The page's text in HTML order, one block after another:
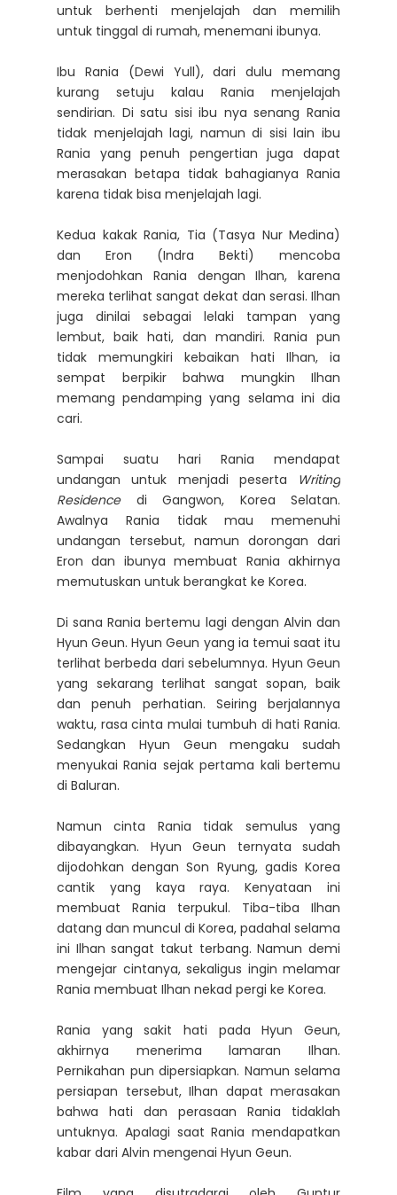
untuk berhenti menjelajah dan memilih
untuk tinggal di rumah, menemani ibunya.
Ibu Rania (Dewi Yull), dari dulu memang
kurang setuju kalau Rania menjelajah
sendirian. Di satu sisi ibu nya senang Rania
tidak menjelajah lagi, namun di sisi lain ibu
Rania yang penuh pengertian juga dapat
merasakan betapa tidak bahagianya Rania
karena tidak bisa menjelajah lagi.
Kedua kakak Rania, Tia (Tasya Nur Medina)
dan Eron (Indra Bekti) mencoba
menjodohkan Rania dengan Ilhan, karena
mereka terlihat sangat dekat dan serasi. Ilhan
juga dinilai sebagai lelaki tampan yang
lembut, baik hati, dan mandiri. Rania pun
tidak memungkiri kebaikan hati Ilhan, ia
sempat berpikir bahwa mungkin Ilhan
memang pendamping yang selama ini dia
cari.
Sampai suatu hari Rania mendapat
undangan untuk menjadi peserta Writing
Residencedi Gangwon, Korea Selatan.
Awalnya Rania tidak mau memenuhi
undangan tersebut, namun dorongan dari
Eron dan ibunya membuat Rania akhirnya
memutuskan untuk berangkat ke Korea.
Di sana Rania bertemu lagi dengan Alvin dan
Hyun Geun. Hyun Geun yang ia temui saat itu
terlihat berbeda dari sebelumnya. Hyun Geun
yang sekarang terlihat sangat sopan, baik
dan penuh perhatian. Seiring berjalannya
waktu, rasa cinta mulai tumbuh di hati Rania.
Sedangkan Hyun Geun mengaku sudah
menyukai Rania sejak pertama kali bertemu
di Baluran.
Namun cinta Rania tidak semulus yang
dibayangkan. Hyun Geun ternyata sudah
dijodohkan dengan Son Ryung, gadis Korea
cantik yang kaya raya. Kenyataan ini
membuat Rania terpukul. Tiba-tiba Ilhan
datang dan muncul di Korea, padahal selama
ini Ilhan sangat takut terbang. Namun demi
mengejar cintanya, sekaligus ingin melamar
Rania membuat Ilhan nekad pergi ke Korea.
Rania yang sakit hati pada Hyun Geun,
akhirnya menerima lamaran Ilhan.
Pernikahan pun dipersiapkan. Namun selama
persiapan tersebut, Ilhan dapat merasakan
bahwa hati dan perasaan Rania tidaklah
untuknya. Apalagi saat Rania mendapatkan
kabar dari Alvin mengenai Hyun Geun.